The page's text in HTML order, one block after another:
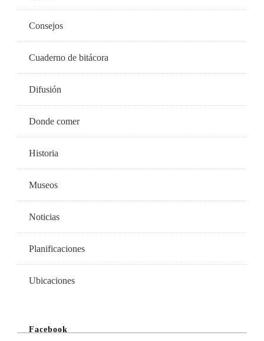
Consejos
Cuaderno de bitácora
Difusión
Donde comer
Historia
Museos
Noticias
Planificaciones
Ubicaciones
Facebook